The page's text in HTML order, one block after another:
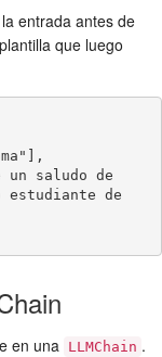
entrada antes de
que luego
estudiante de
en una LLMChain .